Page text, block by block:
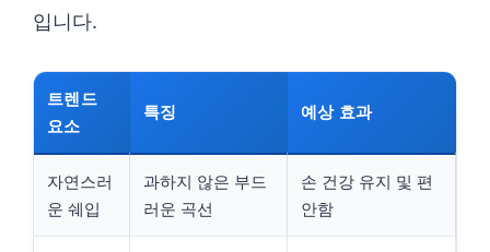
입니다.
트렌드
요소
특징 예상 효과
자연스러
운 쉐입
과하지 않은 부드
러운 곡선
손 건강 유지 및 편
안함